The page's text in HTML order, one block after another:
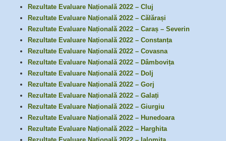
Rezultate Evaluare Națională 2022 – Cluj
Rezultate Evaluare Națională 2022 – Călărași
Rezultate Evaluare Națională 2022 – Caraș – Severin
Rezultate Evaluare Națională 2022 – Constanța
Rezultate Evaluare Națională 2022 – Covasna
Rezultate Evaluare Națională 2022 – Dâmbovița
Rezultate Evaluare Națională 2022 – Dolj
Rezultate Evaluare Națională 2022 – Gorj
Rezultate Evaluare Națională 2022 – Galați
Rezultate Evaluare Națională 2022 – Giurgiu
Rezultate Evaluare Națională 2022 – Hunedoara
Rezultate Evaluare Națională 2022 – Harghita